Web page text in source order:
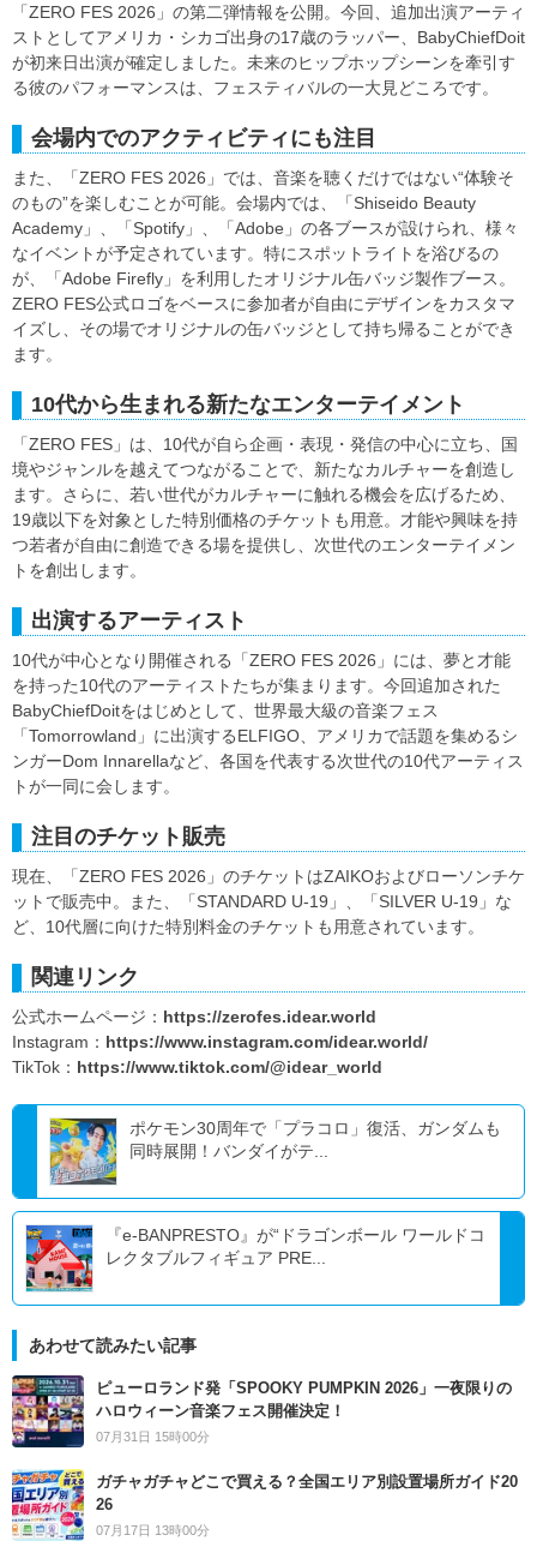
「ZERO FES 2026」の第二弾情報を公開。今回、追加出演アーティ
ストとしてアメリカ・シカゴ出身の17歳のラッパー、BabyChiefDoit
が初来日出演が確定しました。未来のヒップホップシーンを牽引す
る彼のパフォーマンスは、フェスティバルの一大見どころです。
会場内でのアクティビティにも注目
また、「ZERO FES 2026」では、音楽を聴くだけではない“体験そ
のもの”を楽しむことが可能。会場内では、「Shiseido Beauty
Academy」、「Spotify」、「Adobe」の各ブースが設けられ、様々
なイベントが予定されています。特にスポットライトを浴びるの
が、「Adobe Firefly」を利用したオリジナル缶バッジ製作ブース。
ZERO FES公式ロゴをベースに参加者が自由にデザインをカスタマ
イズし、その場でオリジナルの缶バッジとして持ち帰ることができ
ます。
10代から生まれる新たなエンターテイメント
「ZERO FES」は、10代が自ら企画・表現・発信の中心に立ち、国
境やジャンルを越えてつながることで、新たなカルチャーを創造し
ます。さらに、若い世代がカルチャーに触れる機会を広げるため、
19歳以下を対象とした特別価格のチケットも用意。才能や興味を持
つ若者が自由に創造できる場を提供し、次世代のエンターテイメン
トを創出します。
出演するアーティスト
10代が中心となり開催される「ZERO FES 2026」には、夢と才能
を持った10代のアーティストたちが集まります。今回追加された
BabyChiefDoitをはじめとして、世界最大級の音楽フェス
「Tomorrowland」に出演するELFIGO、アメリカで話題を集めるシ
ンガーDom Innarellaなど、各国を代表する次世代の10代アーティス
トが一同に会します。
注目のチケット販売
現在、「ZERO FES 2026」のチケットはZAIKOおよびローソンチケ
ットで販売中。また、「STANDARD U-19」、「SILVER U-19」な
ど、10代層に向けた特別料金のチケットも用意されています。
関連リンク
公式ホームページ： https://zerofes.idear.world
Instagram： https://www.instagram.com/idear.world/
TikTok： https://www.tiktok.com/@idear_world
ポケモン30周年で「プラコロ」復活、ガンダムも
同時展開！バンダイがテ...
『e-BANPRESTO』が“ドラゴンボール ワールドコ
レクタブルフィギュア PRE...
あわせて読みたい記事
ピューロランド発「SPOOKY PUMPKIN 2026」一夜限りの
ハロウィーン音楽フェス開催決定！
07月31日 15時00分
ガチャガチャどこで買える？全国エリア別設置場所ガイド20
26
07月17日 13時00分